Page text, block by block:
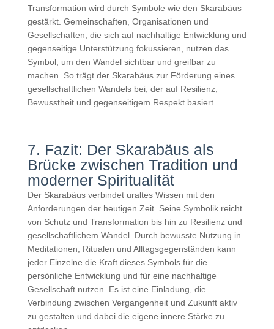
Transformation wird durch Symbole wie den Skarabäus
gestärkt. Gemeinschaften, Organisationen und
Gesellschaften, die sich auf nachhaltige Entwicklung und
gegenseitige Unterstützung fokussieren, nutzen das
Symbol, um den Wandel sichtbar und greifbar zu
machen. So trägt der Skarabäus zur Förderung eines
gesellschaftlichen Wandels bei, der auf Resilienz,
Bewusstheit und gegenseitigem Respekt basiert.
7. Fazit: Der Skarabäus als
Brücke zwischen Tradition und
moderner Spiritualität
Der Skarabäus verbindet uraltes Wissen mit den
Anforderungen der heutigen Zeit. Seine Symbolik reicht
von Schutz und Transformation bis hin zu Resilienz und
gesellschaftlichem Wandel. Durch bewusste Nutzung in
Meditationen, Ritualen und Alltagsgegenständen kann
jeder Einzelne die Kraft dieses Symbols für die
persönliche Entwicklung und für eine nachhaltige
Gesellschaft nutzen. Es ist eine Einladung, die
Verbindung zwischen Vergangenheit und Zukunft aktiv
zu gestalten und dabei die eigene innere Stärke zu